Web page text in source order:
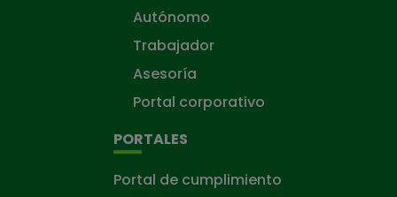
Autónomo
Trabajador
Asesoría
Portal corporativo
PORTALES
Portal de cumplimiento